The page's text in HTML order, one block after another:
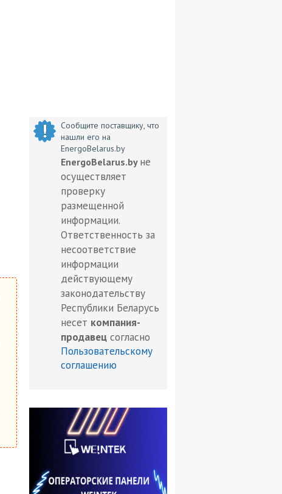
Сообщите поставщику, что
нашли его на
EnergoBelarus.by
EnergoBelarus.by не
осуществляет
проверку
размещенной
информации.
Ответственность за
несоответствие
информации
действующему
законодательству
Республики Беларусь
несет компания-
продавец согласно
Пользовательскому
соглашению